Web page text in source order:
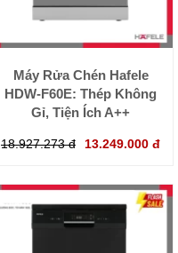
Máy Rửa Chén Hafele
HDW-F60E: Thép Không
Gỉ, Tiện Ích A++
18.927.273 đ 13.249.000 đ